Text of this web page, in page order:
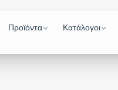
Προϊόντα Κατάλογοι